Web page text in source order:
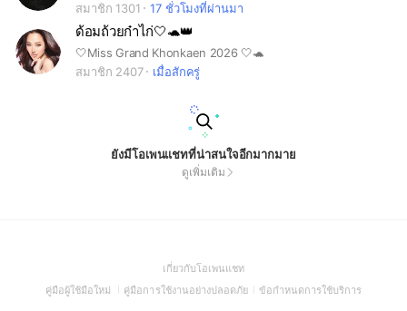
สมาชิก 1301
17 ชั่วโมงที่ผ่านมา
ด้อมถ้วยก๋าไก่🤍🐢👑
🤍Miss Grand Khonkaen 2026 🤍🐢
สมาชิก 2407
เมื่อสักครู่
ยังมีโอเพนแชทที่น่าสนใจอีกมากมาย
ดูเพิ่มเติม
เกี่ยวกับโอเพนแชท(Open
in
คู่มือผู้ใช้มือใหม่
(Open
คู่มือการใช้งานอย่างปลอดภัย(Open
ข้อกำหนดการใช้บริการ(Open